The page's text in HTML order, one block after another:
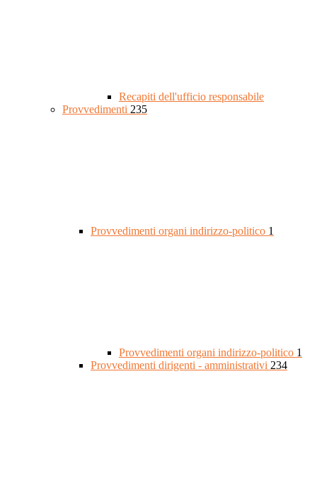
Recapiti dell'ufficio responsabile
Provvedimenti 235
Provvedimenti organi indirizzo-politico 1
Provvedimenti organi indirizzo-politico 1
Provvedimenti dirigenti - amministrativi 234